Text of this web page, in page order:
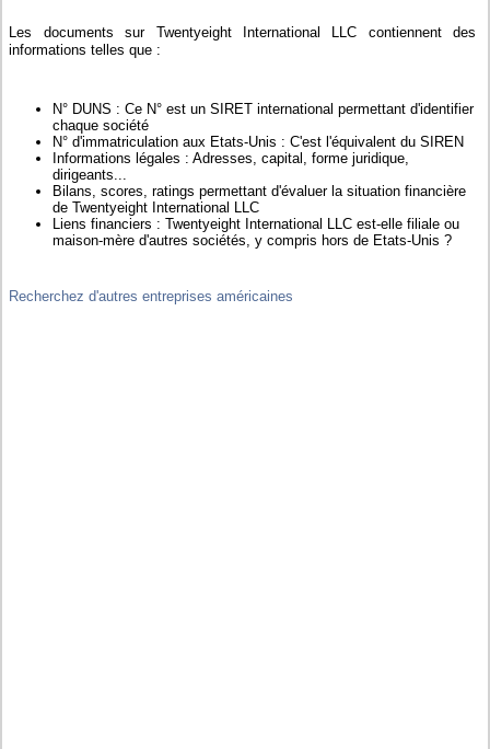
Les documents sur Twentyeight International LLC contiennent des
informations telles que :
N° DUNS : Ce N° est un SIRET international permettant d'identifier
chaque société
N° d'immatriculation aux Etats-Unis : C'est l'équivalent du SIREN
Informations légales : Adresses, capital, forme juridique,
dirigeants...
Bilans, scores, ratings permettant d'évaluer la situation financière
de Twentyeight International LLC
Liens financiers : Twentyeight International LLC est-elle filiale ou
maison-mère d'autres sociétés, y compris hors de Etats-Unis ?
Recherchez d'autres entreprises américaines